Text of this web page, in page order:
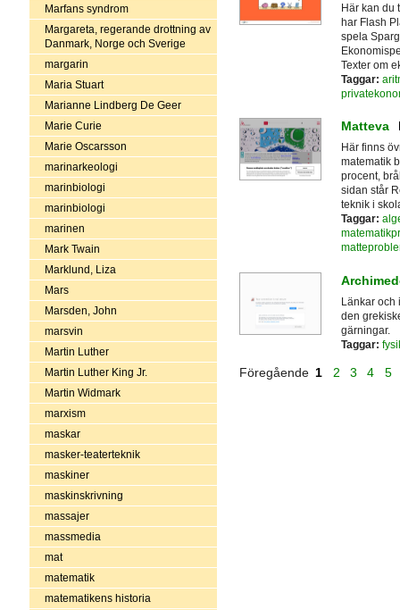
Marfans syndrom
Margareta, regerande drottning av
Danmark, Norge och Sverige
margarin
Maria Stuart
Marianne Lindberg De Geer
Marie Curie
Marie Oscarsson
marinarkeologi
marinbiologi
marinbiologi
marinen
Mark Twain
Marklund, Liza
Mars
Marsden, John
marsvin
Martin Luther
Martin Luther King Jr.
Martin Widmark
marxism
maskar
masker-teaterteknik
maskiner
maskinskrivning
massajer
massmedia
mat
matematik
matematikens historia
Här kan du
har Flash
spela
Texter om
Taggar:
Matteva
Här finns
matematik
procent,
sidan står
teknik i
Taggar:
Länkar och
den
gärningar.
Taggar:
Föregående 1 2 3 4 5